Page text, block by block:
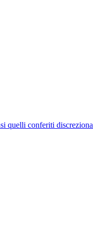
conferiti